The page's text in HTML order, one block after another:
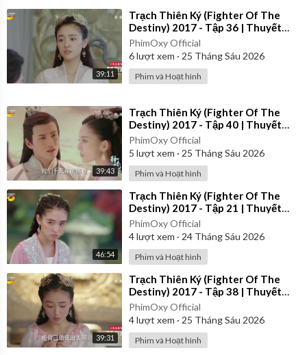
39:11
⁣Trạch Thiên Ký (Fighter Of The
Destiny) 2017 - Tập 36 | Thuyết
Minh
PhimOxy Official
6lượt xem · 25 Tháng Sáu 2026
Phim và Hoạt hình
39:43
⁣Trạch Thiên Ký (Fighter Of The
Destiny) 2017 - Tập 40 | Thuyết
Minh
PhimOxy Official
5 lượt xem · 25 Tháng Sáu 2026
Phim và Hoạt hình
46:54
⁣Trạch Thiên Ký (Fighter Of The
Destiny) 2017 - Tập 21 | Thuyết
Minh
PhimOxy Official
4lượt xem · 24 Tháng Sáu 2026
Phim và Hoạt hình
39:31
⁣Trạch Thiên Ký (Fighter Of The
Destiny) 2017 - Tập 38 | Thuyết
Minh
PhimOxy Official
4lượt xem · 25 Tháng Sáu 2026
Phim và Hoạt hình